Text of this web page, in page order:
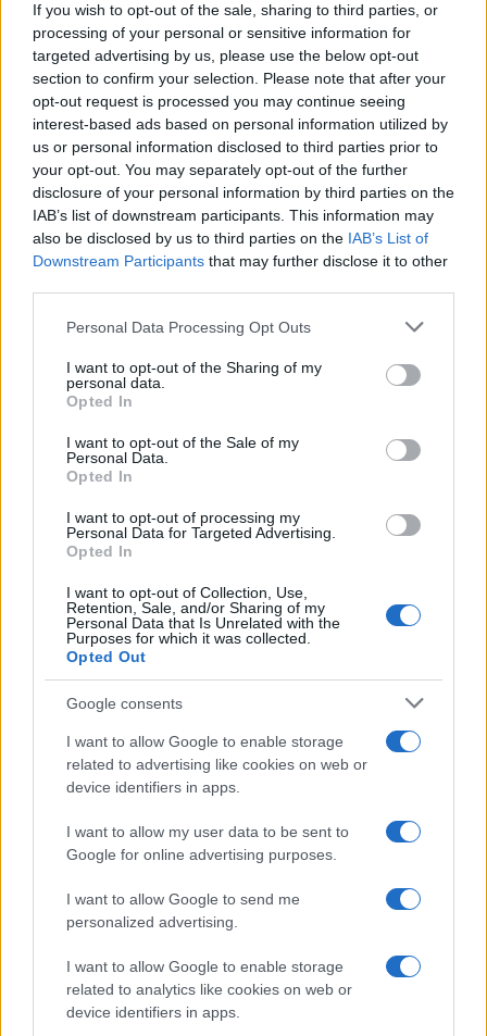
If you wish to opt-out of the sale, sharing to third parties, or
processing of your personal or sensitive information for
targeted advertising by us, please use the below opt-out
section to confirm your selection. Please note that after your
opt-out request is processed you may continue seeing
interest-based ads based on personal information utilized by
us or personal information disclosed to third parties prior to
your opt-out. You may separately opt-out of the further
disclosure of your personal information by third parties on the
IAB’s list of downstream participants. This information may
also be disclosed by us to third parties on the IAB’s List of
Downstream Participants that may further disclose it to other
Please note that this website/app uses one or more Google
not limited to your visit or usage behaviour. You may click to
grant or deny consent to Google and its third-party tags to
use your data for below specified purposes in below Google
consent section.
Personal Data Processing Opt Outs
I want to opt-out of the Sharing of my
personal data.
Opted In
I want to opt-out of the Sale of my
Personal Data.
Opted In
I want to opt-out of processing my
Personal Data for Targeted Advertising.
Opted In
I want to opt-out of Collection, Use,
Retention, Sale, and/or Sharing of my
Personal Data that Is Unrelated with the
Purposes for which it was collected.
Opted Out
Google consents
I want to allow Google to enable storage
related to advertising like cookies on web or
device identifiers in apps.
I want to allow my user data to be sent to
Google for online advertising purposes.
I want to allow Google to send me
personalized advertising.
I want to allow Google to enable storage
related to analytics like cookies on web or
device identifiers in apps.
fotografare, meditare o semplicemente godere
della tranquillità e della bellezza della natura. Ogni
stagione offre emozioni diverse: in estate è ideale
per escursioni e bagni nel lago, mentre in autunno
regala colori caldi e atmosfere suggestive. In
inverno e primavera, il borgo si trasforma in un
rifugio romantico, perfetto per una fuga d’amore.
Corenno Plinio è un luogo da scoprire lentamente,
AUTORE
Continua a leggere